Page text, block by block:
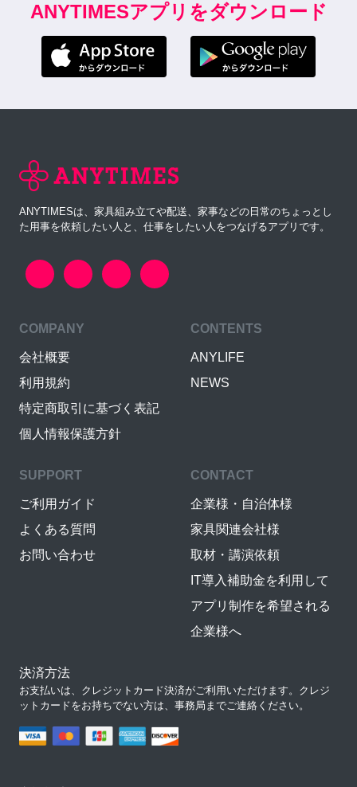
ANYTIMESアプリをダウンロード
ANYTIMESは、家具組み立てや配送、家事などの日常のちょっとし
た用事を依頼したい人と、仕事をしたい人をつなげるアプリです。
COMPANY
会社概要
利用規約
特定商取引に基づく表記
個人情報保護方針
CONTENTS
ANYLIFE
NEWS
SUPPORT
ご利用ガイド
よくある質問
お問い合わせ
CONTACT
企業様・自治体様
家具関連会社様
取材・講演依頼
IT導入補助金を利用して
アプリ制作を希望される
企業様へ
決済方法
お支払いは、クレジットカード決済がご利用いただけます。クレジ
ットカードをお持ちでない方は、事務局までご連絡ください。